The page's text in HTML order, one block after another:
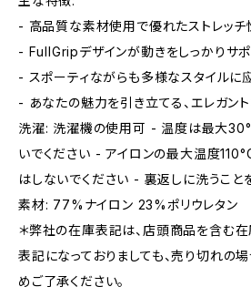
- 高品質な素材使用で優れたストレッチ
- FullGripデザインが動きをしっかりサ
- スポーティながらも多様なスタイルに
- あなたの魅力を引き立てる、エレガント
洗濯: 洗濯機の使用可 - 温度は最大
いでください - アイロンの最大温度
はしないでください - 裏返しに洗うこと
素材: 77%ナイロン 23%ポリウレタン
＊弊社の在庫表記は、店頭商品を含む在
表記になっておりましても、売り切れの
めご了承ください。